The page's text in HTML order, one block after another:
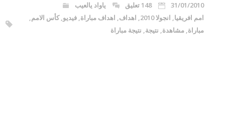
31/01/2010 148 تعليق
ياواد يالعيب
امم افريقيا, انجولا 2010 , اهداف, اهداف مباراة,فيديو,كأس الامم,
مباراة,مشاهدة, نتيجة, نتيجة مباراة